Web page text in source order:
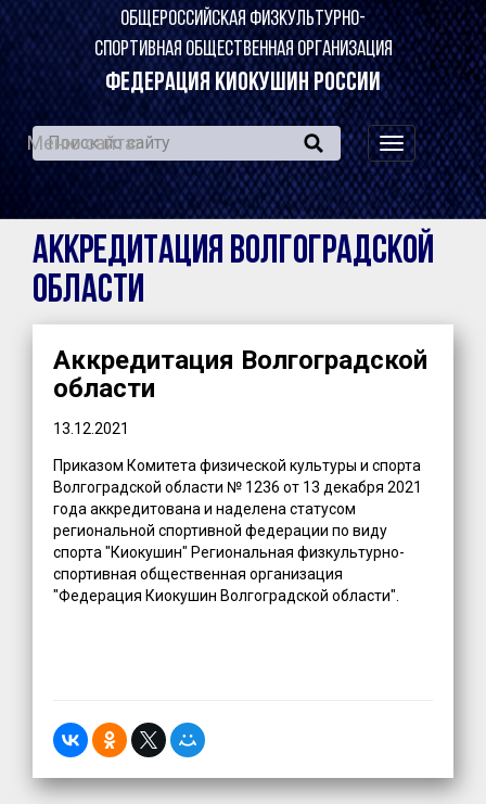
ОБЩЕРОССИЙСКАЯ ФИЗКУЛЬТУРНО-
СПОРТИВНАЯ ОБЩЕСТВЕННАЯ ОРГАНИЗАЦИЯ
ФЕДЕРАЦИЯ КИОКУШИН РОССИИ
навигация
по
сайту
Меню сайта:
Аккредитация Волгоградской
области
Аккредитация Волгоградской
области
13.12.2021
Приказом Комитета физической культуры и спорта
Волгоградской области № 1236 от 13 декабря 2021
года аккредитована и наделена статусом
региональной спортивной федерации по виду
спорта "Киокушин" Региональная физкультурно-
спортивная общественная организация
"Федерация Киокушин Волгоградской области".